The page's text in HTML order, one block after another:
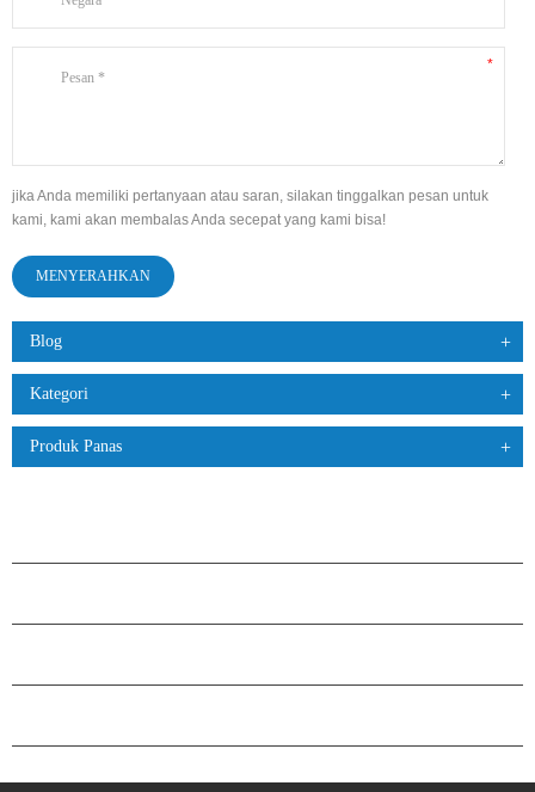
jika Anda memiliki pertanyaan atau saran, silakan tinggalkan pesan untuk
kami, kami akan membalas Anda secepat yang kami bisa!
Blog
Kategori
Produk Panas